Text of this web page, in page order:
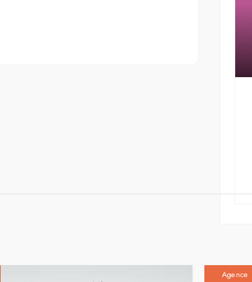
Agence